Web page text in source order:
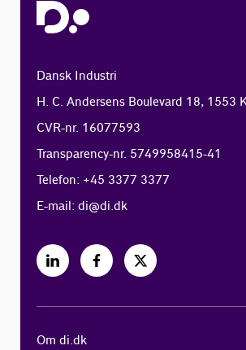
Dansk Industri
H. C. Andersens Boulevard 18, 1553
CVR-nr. 16077593
Transparency-nr. 5749958415-41
Telefon: +45 3377 3377
E-mail:di@di.dk
Om di.dk